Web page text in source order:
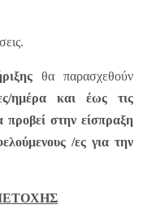
θα παρασχεθούν
ημέρα και έως τις
προβεί στην είσπραξη
/ες για την